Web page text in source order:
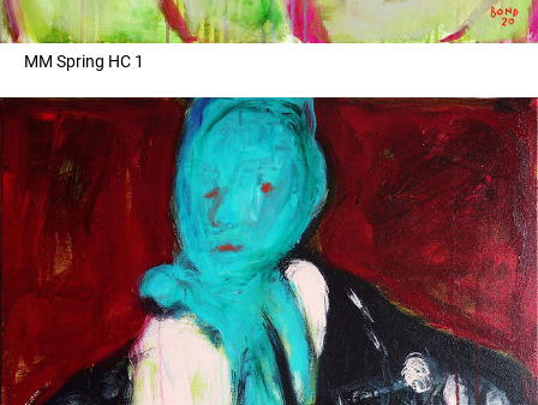
MM Spring HC 1